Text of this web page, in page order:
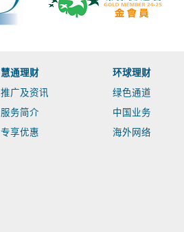
慧通理财
推广及资讯
服务简介
专享优惠
环球理财
绿色通道
中国业务
海外网络